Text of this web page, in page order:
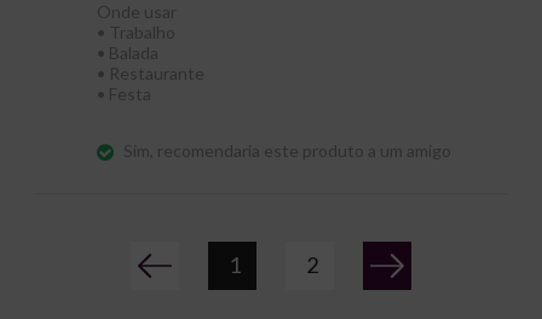
Onde usar
• Trabalho
• Balada
• Restaurante
• Festa
Sim, recomendaria este produto a um amigo
1 2